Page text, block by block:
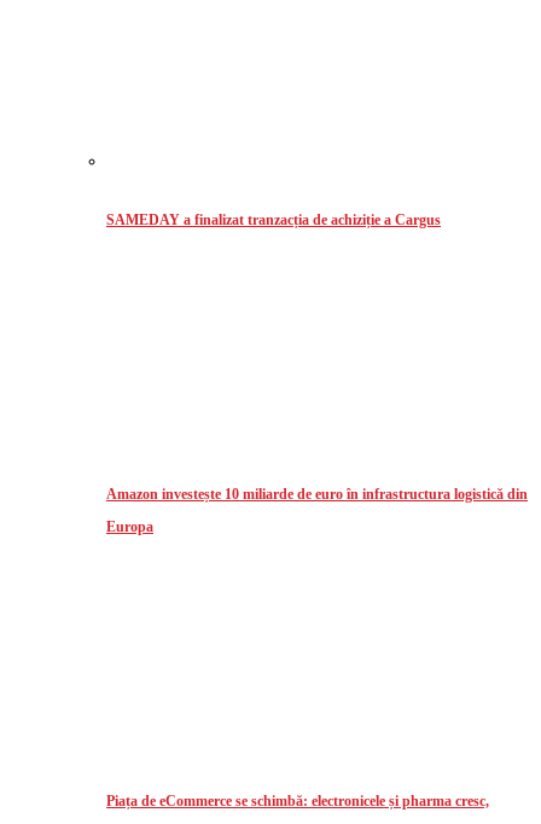
SAMEDAY a finalizat tranzacția de achiziție a Cargus
Amazon investește 10 miliarde de euro în infrastructura logistică din
Europa
Piața de eCommerce se schimbă: electronicele și pharma cresc,